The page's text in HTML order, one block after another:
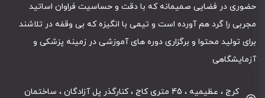
حضوری در فضایی صمیمانه که با دقت و حساسیت فراوان اساتید
مجربی را گرد هم آورده است و تیمی با انگیزه که بی وقفه در تلاشند
برای تولید محتوا و برگزاری دوره های آموزشی در زمینه پزشکی و
آزمایشگاهی
کرج ، عظیمیه ، 45 متری کاج ، کنارگذر پل آزادگان ، ساختمان